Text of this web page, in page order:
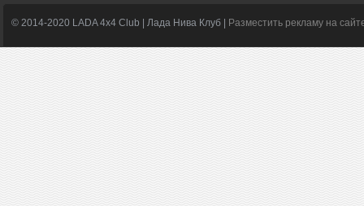
© 2014-2020 LADA 4x4 Club | Лада Нива Клуб | Разместить рекламу на